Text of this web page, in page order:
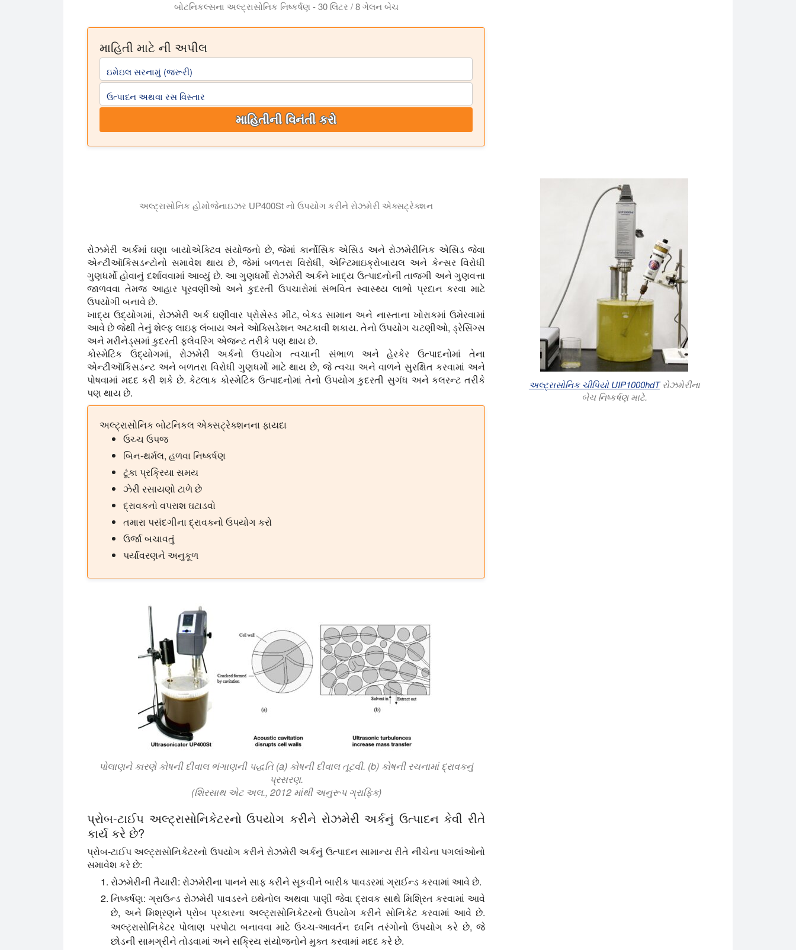
બોટનિકલ્સના અલ્ટ્રાસોનિક નિષ્કર્ષણ - 30 લિટર / 8 ગેલન બેચ
માહિતી માટે ની અપીલ
ઇમેઇલ સરનામું (જરૂરી)
ઉત્પાદન અથવા રસ વિસ્તાર
માહિતીની વિનંતી કરો
અલ્ટ્રાસોનિક હોમોજેનાઇઝર UP400St નો ઉપયોગ કરીને રોઝમેરી એક્સટ્રેક્શન
વિડિયો ઠંડા તાપમાનમાં પાણી/ઇથેનોલના મિશ્રણમાં કાપેલા અને સૂકા રોઝમેરીના નિષ્કર્ષણ માટે Hielscher UP400St પ્રોબ સોનીકેટરનો ઉપયોગ કરીને નિષ્કર્ષણ પ્રક્રિયા દર્શાવે
રોઝમેરી અર્કમાં ઘણા બાયોએક્ટિવ સંયોજનો છે, જેમાં કાર્નોસિક એસિડ અને રોઝમેરીનિક એસિડ જેવા
એન્ટીઑકિસડન્ટોનો સમાવેશ થાય છે, જેમાં બળતરા વિરોધી, એન્ટિમાઇક્રોબાયલ અને કેન્સર વિરોધી
ગુણધર્મો હોવાનું દર્શાવવામાં આવ્યું છે. આ ગુણધર્મો રોઝમેરી અર્કને ખાદ્ય ઉત્પાદનોની તાજગી અને ગુણવત્તા
જાળવવા તેમજ આહાર પૂરવણીઓ અને કુદરતી ઉપચારોમાં સંભવિત સ્વાસ્થ્ય લાભો પ્રદાન કરવા માટે
ઉપયોગી બનાવે છે.
ખાદ્ય ઉદ્યોગમાં, રોઝમેરી અર્ક ઘણીવાર પ્રોસેસ્ડ મીટ, બેકડ સામાન અને નાસ્તાના ખોરાકમાં ઉમેરવામાં
આવે છે જેથી તેનું શેલ્ફ લાઇફ લંબાય અને ઓક્સિડેશન અટકાવી શકાય. તેનો ઉપયોગ ચટણીઓ, ડ્રેસિંગ્સ
અને મરીનેડ્સમાં કુદરતી ફ્લેવરિંગ એજન્ટ તરીકે પણ થાય છે.
કોસ્મેટિક ઉદ્યોગમાં, રોઝમેરી અર્કનો ઉપયોગ ત્વચાની સંભાળ અને હેરકેર ઉત્પાદનોમાં તેના
એન્ટીઑકિસડન્ટ અને બળતરા વિરોધી ગુણધર્મો માટે થાય છે, જે ત્વચા અને વાળને સુરક્ષિત કરવામાં અને
પોષવામાં મદદ કરી શકે છે. કેટલાક કોસ્મેટિક ઉત્પાદનોમાં તેનો ઉપયોગ કુદરતી સુગંધ અને કલરન્ટ તરીકે
પણ થાય છે.
અલ્ટ્રાસોનિક બોટનિકલ એક્સટ્રેક્શનના ફાયદા
ઉચ્ચ ઉપજ
બિન-થર્મલ, હળવા નિષ્કર્ષણ
ટૂંકા પ્રક્રિયા સમય
ઝેરી રસાયણો ટાળે છે
દ્રાવકનો વપરાશ ઘટાડવો
તમારા પસંદગીના દ્રાવકનો ઉપયોગ કરો
ઉર્જા બચાવતું
પર્યાવરણને અનુકૂળ
પોલાણને કારણે કોષની દીવાલ ભંગાણની પદ્ધતિ (a) કોષની દીવાલ તૂટવી. (b) કોષની રચનામાં દ્રાવકનું
પ્રસરણ.
(શિરસાથ એટ અલ., 2012 માંથી અનુરૂપ ગ્રાફિક)
પ્રોબ-ટાઈપ અલ્ટ્રાસોનિકેટરનો ઉપયોગ કરીને રોઝમેરી અર્કનું ઉત્પાદન કેવી રીતે
કાર્ય કરે છે?
પ્રોબ-ટાઈપ અલ્ટ્રાસોનિકેટરનો ઉપયોગ કરીને રોઝમેરી અર્કનું ઉત્પાદન સામાન્ય રીતે નીચેના પગલાંઓનો
સમાવેશ કરે છે:
રોઝમેરીની તૈયારી: રોઝમેરીના પાનને સાફ કરીને સૂકવીને બારીક પાવડરમાં ગ્રાઈન્ડ કરવામાં આવે છે.
નિષ્કર્ષણ: ગ્રાઉન્ડ રોઝમેરી પાવડરને ઇથેનોલ અથવા પાણી જેવા દ્રાવક સાથે મિશ્રિત કરવામાં આવે
છે, અને મિશ્રણને પ્રોબ પ્રકારના અલ્ટ્રાસોનિકેટરનો ઉપયોગ કરીને સોનિકેટ કરવામાં આવે છે.
અલ્ટ્રાસોનિકેટર પોલાણ પરપોટા બનાવવા માટે ઉચ્ચ-આવર્તન ધ્વનિ તરંગોનો ઉપયોગ કરે છે, જે
છોડની સામગ્રીને તોડવામાં અને સક્રિય સંયોજનોને મુક્ત કરવામાં મદદ કરે છે.
અલ્ટ્રાસોનિક ચીપિયો UIP1000hdTરોઝમેરીના
બેચ નિષ્કર્ષણ માટે.